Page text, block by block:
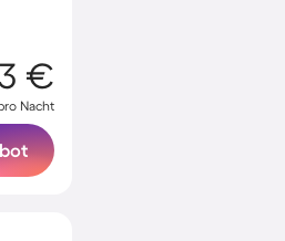
€
Nacht